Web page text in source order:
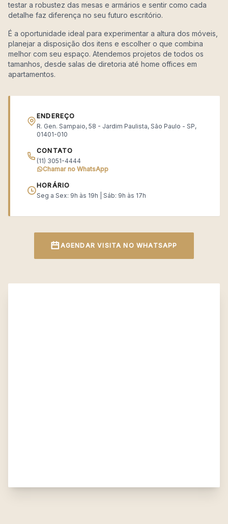
testar a robustez das mesas e armários e sentir como cada
detalhe faz diferença no seu futuro escritório.
É a oportunidade ideal para experimentar a altura dos móveis,
planejar a disposição dos itens e escolher o que combina
melhor com seu espaço. Atendemos projetos de todos os
tamanhos, desde salas de diretoria até home offices em
apartamentos.
ENDEREÇO
R. Gen. Sampaio, 58 - Jardim Paulista, São Paulo - SP,
01401-010
CONTATO
(11) 3051-4444
Chamar no WhatsApp
HORÁRIO
Seg a Sex: 9h às 19h | Sáb: 9h às 17h
AGENDAR VISITA NO WHATSAPP